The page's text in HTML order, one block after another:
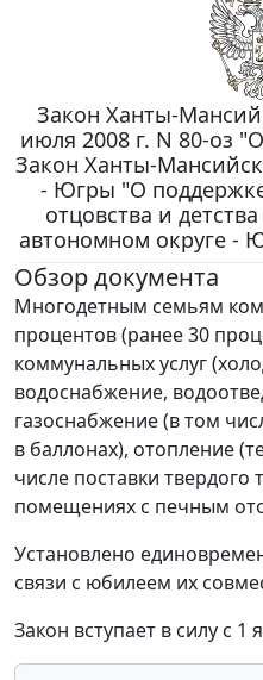
Закон Ханты-
июля 2008 г. N 80-оз
Закон Ханты-
- Югры "О
отцовства и
автономном округе -
Обзор документа
Многодетным семьям
процентов (ранее 30
коммунальных услуг
водоснабжение,
газоснабжение (в том
в баллонах), отопление
числе поставки
помещениях с печным
Установлено
связи с юбилеем их
Закон вступает в силу с 1